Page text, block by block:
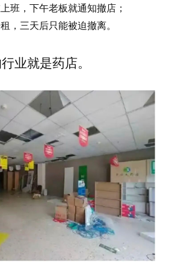
班，下午老板就通知撤店；
，三天后只能被迫撤离。
业就是药店。